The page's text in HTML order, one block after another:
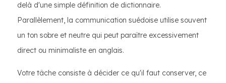
delà d'une simple définition de dictionnaire.
Parallèlement, la communication suédoise utilise souvent
un ton sobre et neutre qui peut paraître excessivement
direct ou minimaliste en anglais.
Votre tâche consiste à décider ce qu'il faut conserver, ce